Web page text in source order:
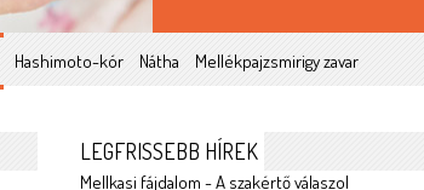
Hashimoto-kór Nátha Mellékpajzsmirigy zavar
LEGFRISSEBB HÍREK
Mellkasi fájdalom - A szakértő válaszol